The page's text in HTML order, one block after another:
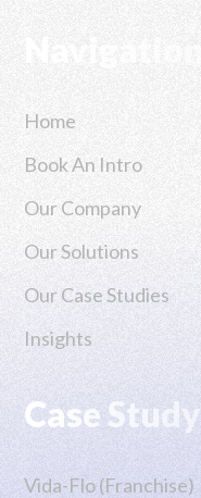
Home
Book An Intro
Our Company
Our Solutions
Our Case Studies
Insights
Case Study
Vida-Flo (Franchise)